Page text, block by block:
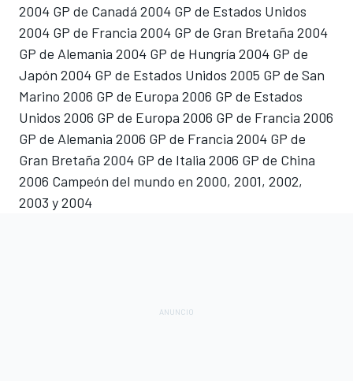
2004 GP de Canadá 2004 GP de Estados Unidos
2004 GP de Francia 2004 GP de Gran Bretaña 2004
GP de Alemania 2004 GP de Hungría 2004 GP de
Japón 2004 GP de Estados Unidos 2005 GP de San
Marino 2006 GP de Europa 2006 GP de Estados
Unidos 2006 GP de Europa 2006 GP de Francia 2006
GP de Alemania 2006 GP de Francia 2004 GP de
Gran Bretaña 2004 GP de Italia 2006 GP de China
2006 Campeón del mundo en 2000, 2001, 2002,
2003 y 2004